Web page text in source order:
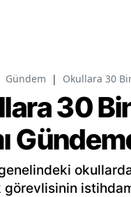
Gündem | Okullara 30
30
görevlisinin